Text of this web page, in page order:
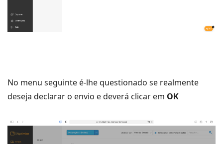
No menu seguinte é-lhe questionado se realmente
deseja declarar o envio e deverá clicar em OK